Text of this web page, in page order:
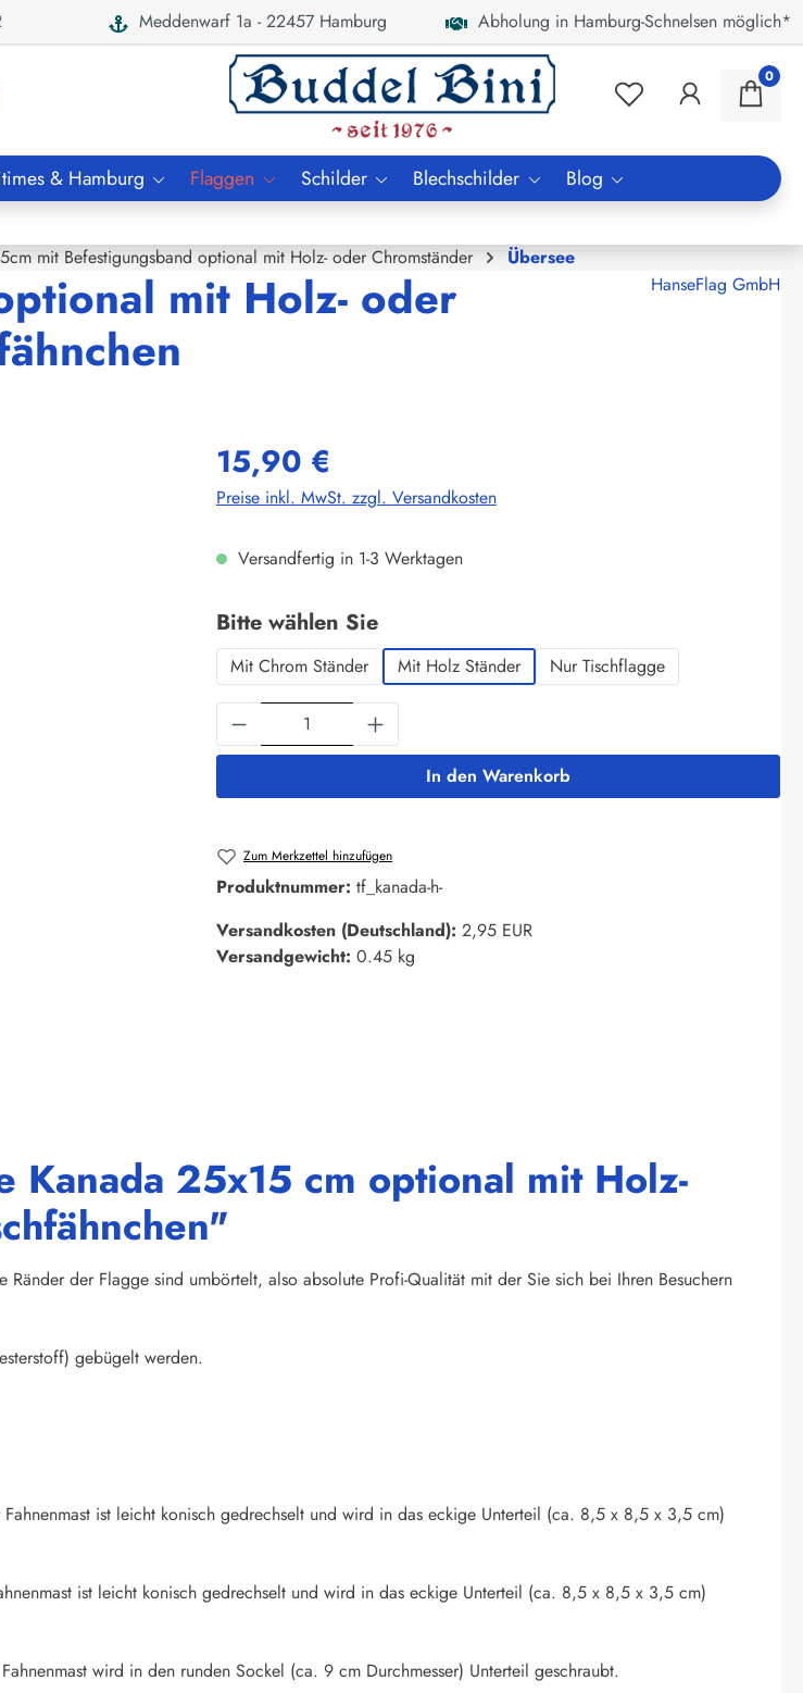
Meddenwarf 1a - 22457 Hamburg Abholung in Hamburg-Schnelsen möglich*
0
& Hamburg Flaggen Schilder Blechschilder Blog
mit Befestigungsband optional mit Holz- oder Chromständer Übersee
mit Holz- oder
HanseFlag GmbH
15,90 €
Preise inkl. MwSt. zzgl. Versandkosten
Versandfertig in 1-3 Werktagen
Bitte wählen Sieauswählen
Mit Chrom Ständer Mit Holz Ständer Nur Tischflagge
Produkt Anzahl: Gib den gewünschten Wert ein
In den Warenkorb
Zum Merkzettel hinzufügen
Produktnummer: tf_kanada-h-
Versandkosten (Deutschland): 2,95 EUR
Versandgewicht: 0.45 kg
25x15 cm optional mit Holz-
der Flagge sind umbörtelt, also absolute Profi-Qualität mit der Sie sich bei Ihren Besuchern
gebügelt werden.
ist leicht konisch gedrechselt und wird in das eckige Unterteil (ca. 8,5 x 8,5 x 3,5 cm)
ist leicht konisch gedrechselt und wird in das eckige Unterteil (ca. 8,5 x 8,5 x 3,5 cm)
wird in den runden Sockel (ca. 9 cm Durchmesser) Unterteil geschraubt.